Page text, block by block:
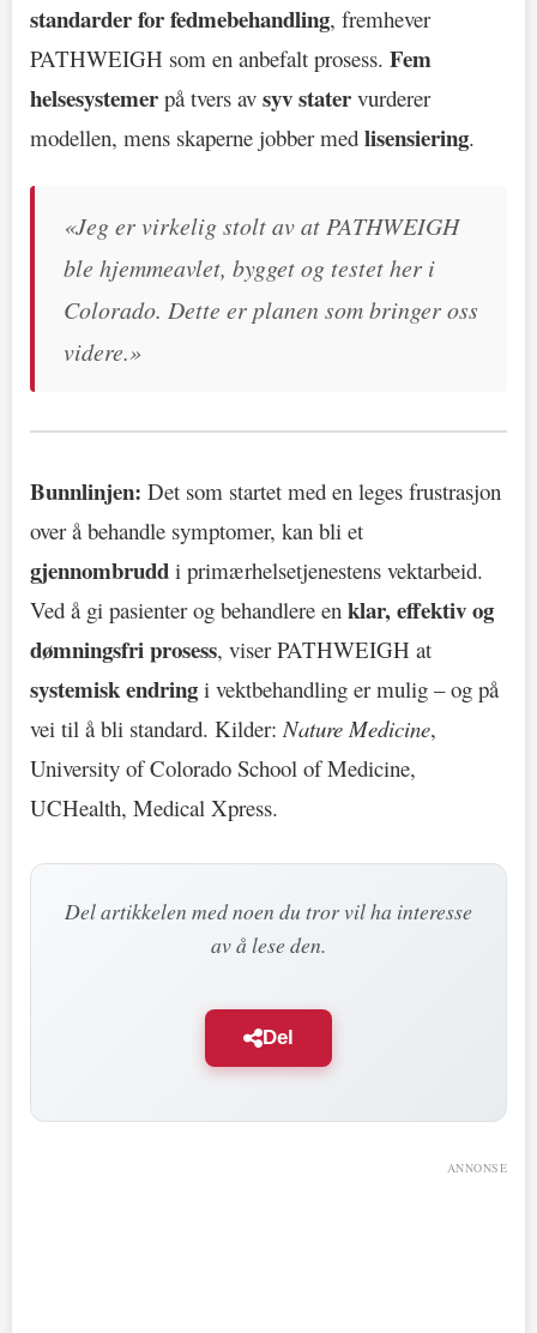
standarder for fedmebehandling, fremhever
PATHWEIGH som en anbefalt prosess. Fem
helsesystemer på tvers av syv stater vurderer
modellen, mens skaperne jobber med lisensiering.
«Jeg er virkelig stolt av at PATHWEIGH
ble hjemmeavlet, bygget og testet her i
Colorado. Dette er planen som bringer oss
videre.»
Bunnlinjen: Det som startet med en leges frustrasjon
over å behandle symptomer, kan bli et
gjennombrudd i primærhelsetjenestens vektarbeid.
Ved å gi pasienter og behandlere en klar, effektiv og
dømningsfri prosess, viser PATHWEIGH at
systemisk endring i vektbehandling er mulig – og på
vei til å bli standard. Kilder: Nature Medicine,
University of Colorado School of Medicine,
UCHealth, Medical Xpress.
Del artikkelen med noen du tror vil ha interesse
av å lese den.
Del
ANNONSE